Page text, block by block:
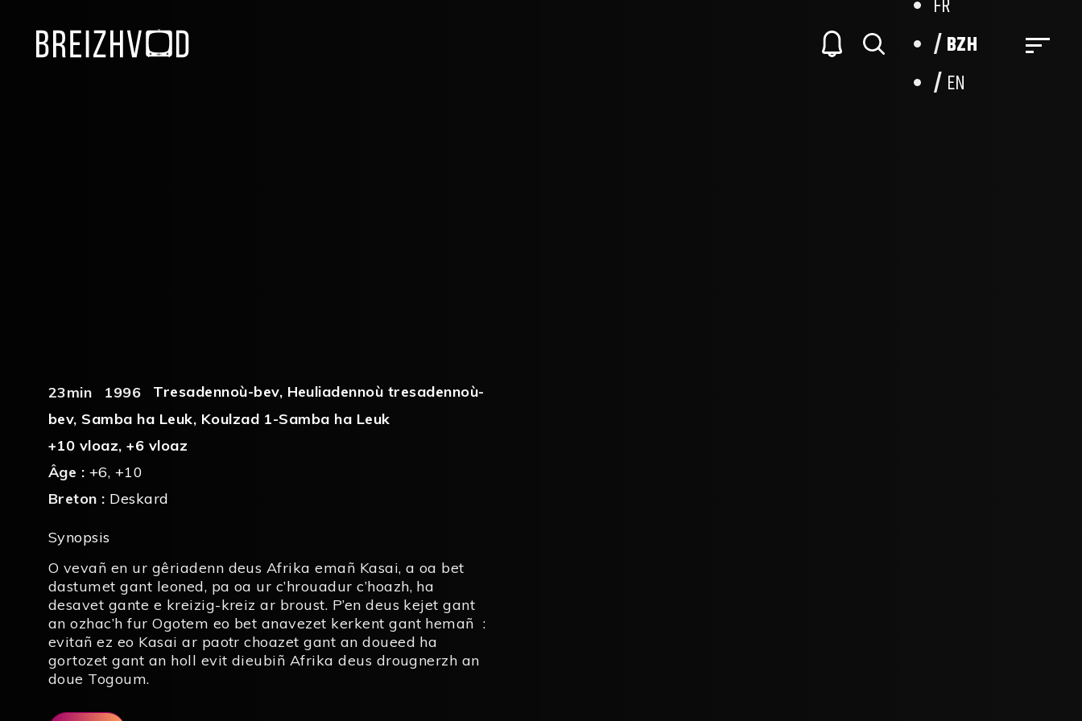
FR
BZH
EN
23min 1996 Tresadennoù-bev, Heuliadennoù tresadennoù-
bev, Samba ha Leuk, Koulzad 1-Samba ha Leuk
+10 vloaz,+6 vloaz
Âge : +6, +10
Breton : Deskard
Synopsis
O vevañ en ur gêriadenn deus Afrika emañ Kasai, a oa bet
dastumet gant leoned, pa oa ur c’hrouadur c’hoazh, ha
desavet gante e kreizig-kreiz ar broust. P’en deus kejet gant
an ozhac’h fur Ogotem eo bet anavezet kerkent gant hemañ :
evitañ ez eo Kasai ar paotr choazet gant an doueed ha
gortozet gant an holl evit dieubiñ Afrika deus drougnerzh an
doue Togoum.